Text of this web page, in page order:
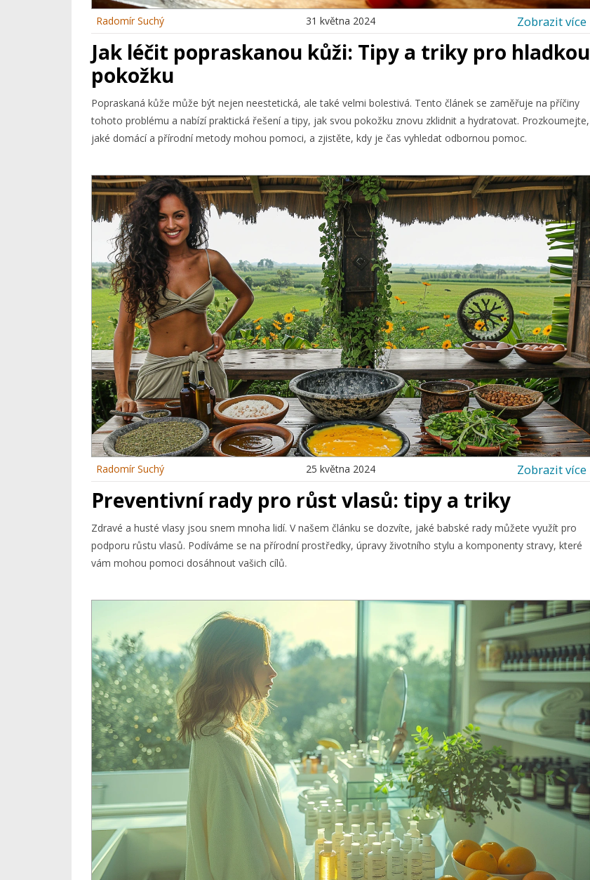
Radomír Suchý 31 května 2024 Zobrazit více
Jak léčit popraskanou kůži: Tipy a triky pro hladkou
pokožku
Popraskaná kůže může být nejen neestetická, ale také velmi bolestivá. Tento článek se zaměřuje na příčiny
tohoto problému a nabízí praktická řešení a tipy, jak svou pokožku znovu zklidnit a hydratovat. Prozkoumejte,
jaké domácí a přírodní metody mohou pomoci, a zjistěte, kdy je čas vyhledat odbornou pomoc.
Radomír Suchý 25 května 2024 Zobrazit více
Preventivní rady pro růst vlasů: tipy a triky
Zdravé a husté vlasy jsou snem mnoha lidí. V našem článku se dozvíte, jaké babské rady můžete využít pro
podporu růstu vlasů. Podíváme se na přírodní prostředky, úpravy životního stylu a komponenty stravy, které
vám mohou pomoci dosáhnout vašich cílů.